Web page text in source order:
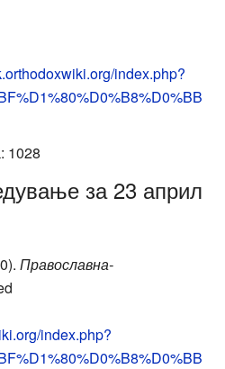
index.php?
1028
за 23 април
Православна-
index.php?